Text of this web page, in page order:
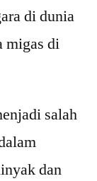
di dunia
migas di
salah
dan